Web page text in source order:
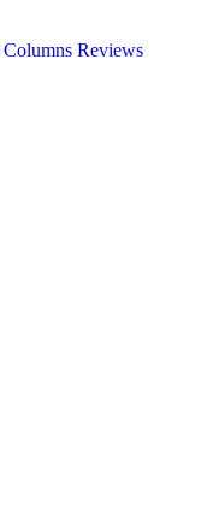
Columns Reviews